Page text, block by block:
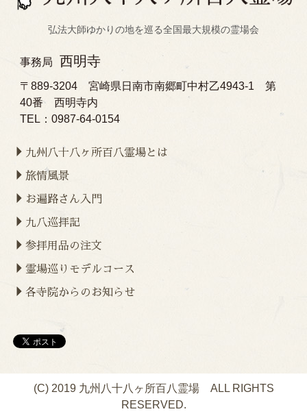
弘法大師ゆかりの地を巡る全国最大規模の霊場会
事務局 西明寺
〒889-3204 宮崎県日南市南郷町中村乙4943-1 第
40番 西明寺内
TEL：0987-64-0154
九州八十八ヶ所百八霊場とは
旅情風景
お遍路さん入門
九八巡拝記
参拝用品の注文
霊場巡りモデルコース
各寺院からのお知らせ
(C) 2019 九州八十八ヶ所百八霊場 ALL RIGHTS
RESERVED.